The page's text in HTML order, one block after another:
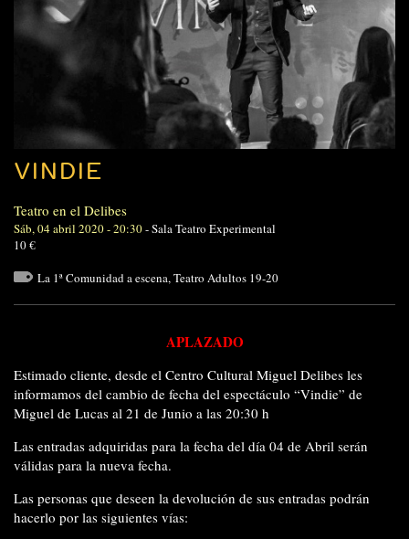
VINDIE
Teatro en el Delibes
Sáb, 04 abril 2020 - 20:30-Sala Teatro Experimental
10 €
La 1ª Comunidad a escena,Teatro Adultos 19-20
APLAZADO
Estimado cliente, desde el Centro Cultural Miguel Delibes les
informamos del cambio de fecha del espectáculo “Vindie” de
Miguel de Lucas al 21 de Junio a las 20:30 h
Las entradas adquiridas para la fecha del día 04 de Abril serán
válidas para la nueva fecha.
Las personas que deseen la devolución de sus entradas podrán
hacerlo por las siguientes vías: